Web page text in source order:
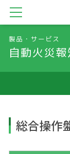
製品・サービス
自動火災
総合操作